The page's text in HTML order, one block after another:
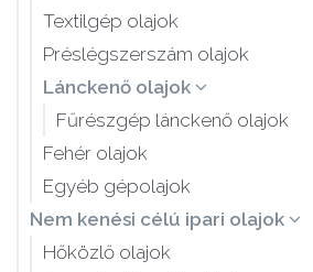
Textilgép olajok
Préslégszerszám olajok
Lánckenő olajok
Fűrészgép lánckenő olajok
Fehér olajok
Egyéb gépolajok
Nem kenési célú ipari olajok
Hőközlő olajok